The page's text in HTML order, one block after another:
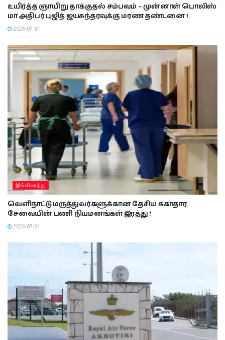
உயிர்த்த ஞாயிறு தாக்குதல் சம்பவம் – முன்னாள் பொலிஸ்
மா அதிபர் புஜித் ஜயசுந்தரவுக்கு மரண தண்டனை !
2026-07-31
இங்கிலாந்து
வெளிநாட்டு மருத்துவர்களுக்கான தேசிய சுகாதார
சேவையின் பணி நியமனங்கள் இரத்து !
2026-07-31